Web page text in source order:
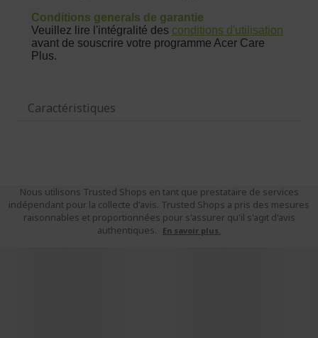
Caractéristiques
Nous utilisons Trusted Shops en tant que prestataire de services
indépendant pour la collecte d'avis. Trusted Shops a pris des mesures
raisonnables et proportionnées pour s'assurer qu'il s'agit d'avis
authentiques.
En savoir plus.